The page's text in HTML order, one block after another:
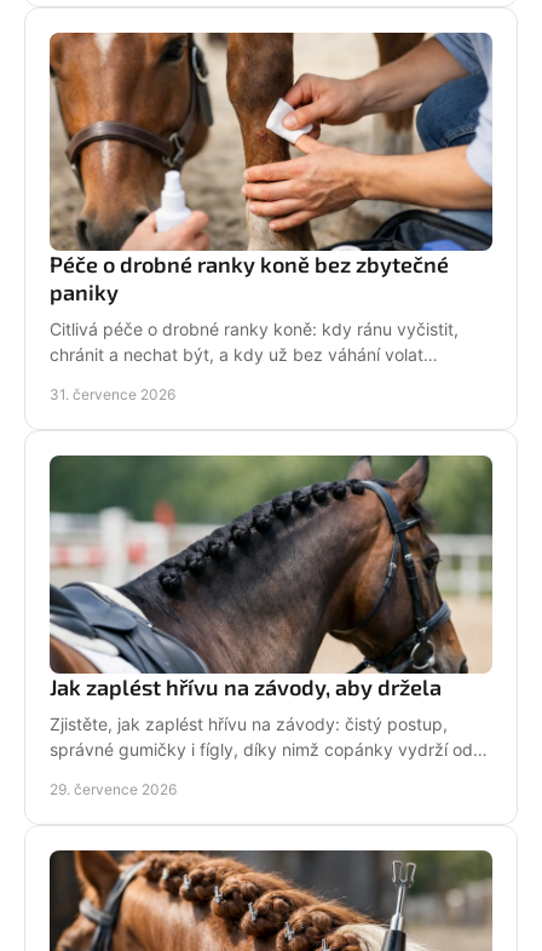
Péče o drobné ranky koně bez zbytečné
paniky
Citlivá péče o drobné ranky koně: kdy ránu vyčistit,
chránit a nechat být, a kdy už bez váhání volat
31. července 2026
Jak zaplést hřívu na závody, aby držela
Zjistěte, jak zaplést hřívu na závody: čistý postup,
správné gumičky i fígly, díky nimž copánky vydrží od
29. července 2026